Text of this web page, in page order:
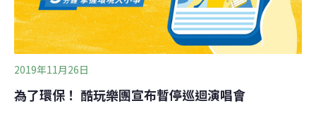
場的太陽能發電電力優先提供給場館自
2019年11月26日
為了環保！ 酷玩樂團宣布暫停巡迴演唱會